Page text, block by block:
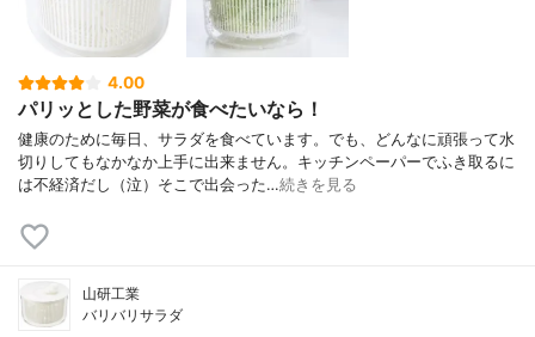
4.00
パリッとした野菜が食べたいなら！
健康のために毎日、サラダを食べています。でも、どんなに頑張って水
切りしてもなかなか上手に出来ません。キッチンペーパーでふき取るに
は不経済だし（泣）そこで出会った…続きを見る
山研工業
バリバリサラダ